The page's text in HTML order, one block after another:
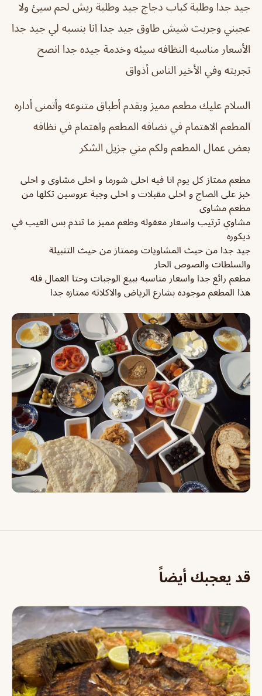
جيد جدا وطلبة كباب دجاج جيد وطلبة ريش لحم سيئ ولا
عجبني وجربت شيش طاوق جيد جدا انا بنسبه لي جيد جدا
الأسعار مناسبه النظافه سيئه وخدمة جيده جدا انصح
تجربته وفي الأخير الناس أذواق
السلام عليك مطعم مميز وبقدم أطباق متنوعه وأتمنى أداره
المطعم الاهتمام في نضافه المطعم واهتمام في نظافه
بعض عمال المطعم ولكم مني جزيل الشكر
مطعم ممتاز كل يوم انا فيه احلى شورما و احلى مشاوى و احلى
خبز على الصاج و احلى مقبلات و احلى وجبة عروسين تكلها من
مطعم مشاوى
مشاوي ترتيب واسعار معقوله وطعم مميز ما تندم بس العيب في
ديكوره
جيد جدا من حيث المشاويات وممتاز من حيث التتبيلة
والسلطات والصوص الحار
مطعم رائع جدا واسعار مناسبه ببيع الوجبات وحتا العمال فله
هذا المطعم موجوده بشارع الرياض والاكلاته ممتازه جدا
قد يعجبك أيضاً